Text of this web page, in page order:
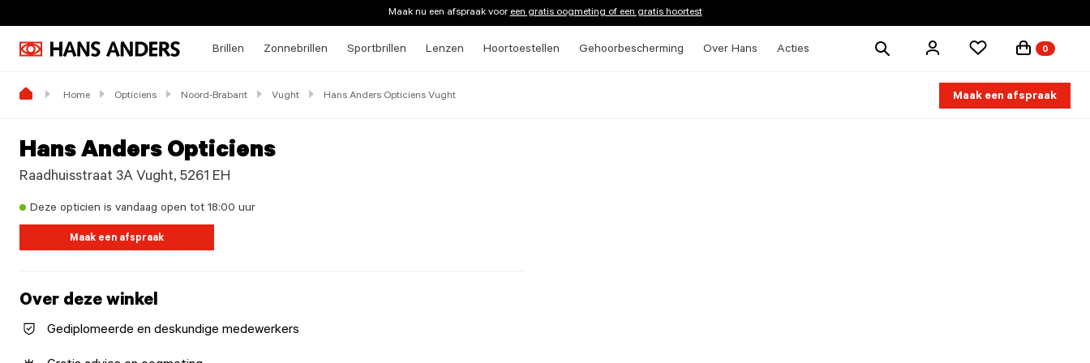
Maak nu een afspraak vooreen gratis oogmeting of een gratis hoortest
Brillen Zonnebrillen Sportbrillen Lenzen Hoortoestellen Gehoorbescherming Over Hans Acties
Zoek
0
Home Opticiens Noord-Brabant Vught Hans Anders Opticiens Vught Maak een afspraak
Hans Anders Opticiens
Raadhuisstraat 3A Vught, 5261 EH
Deze opticien is vandaag open tot 18:00 uur
Maak een afspraak
Over deze winkel
Gediplomeerde en deskundige medewerkers